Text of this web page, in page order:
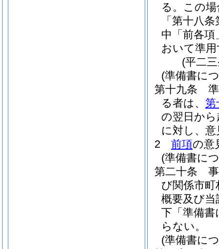
る。 この
「第十八
中「前各
おいて準
(平二
(準備書に
第十九条
る者は、 第
の翌日か
に対し、
2
前項の意
(準備書に
第二十条
び関係市
概要及び
下「準備
らない。
(準備書に